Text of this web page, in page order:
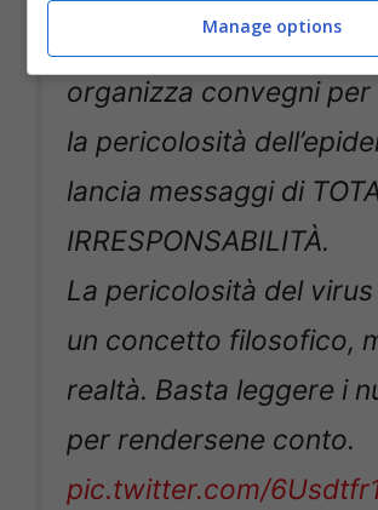
#CORONAVIRUS: chi
organizza convegni per
la pericolosità
lancia messaggi di
IRRESPONSABILITÀ.
La pericolosità del virus
un concetto filosofico,
realtà. Basta leggere i
per rendersene conto.
pic.twitter.com/
Manage options